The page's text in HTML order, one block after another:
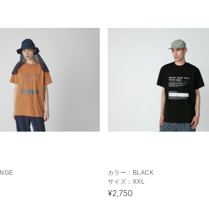
カラー： BLACK
サイズ： XXL
¥2,750